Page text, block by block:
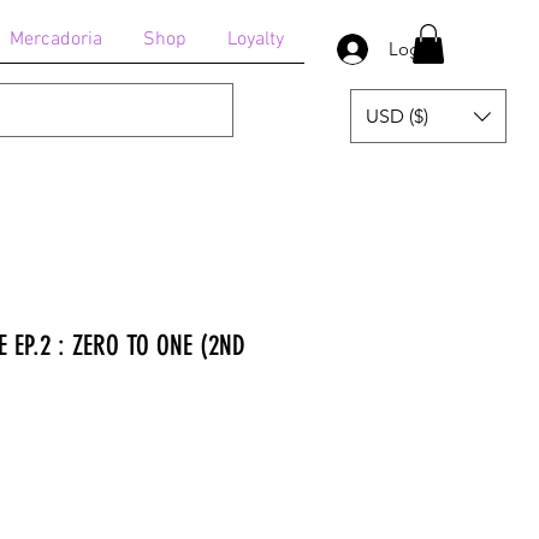
Mercadoria Shop Loyalty Login
USD ($)
EP.2 : ZERO TO ONE (2ND